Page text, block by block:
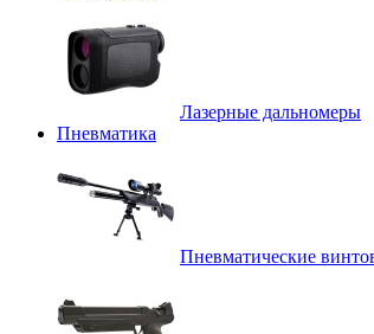
Лазерные дальномеры
Пневматика
Пневматические